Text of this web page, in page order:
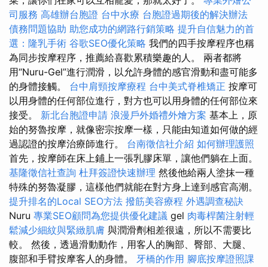
司服務 高雄辦台胞證 台中水療 台胞證過期後的解決辦法
債務問題協助 助您成功的網路行銷策略 提升自信魅力的首
選：隆乳手術 谷歌SEO優化策略 我們的四手按摩程序也稱
為同步按摩程序，推薦給喜歡累積樂趣的人。 兩者都將
用“Nuru-Gel”進行潤滑，以允許身體的感官滑動和盡可能多
的身體接觸。 台中肩頸按摩療程 台中美式脊椎矯正 按摩可
以用身體的任何部位進行，對方也可以用身體的任何部位來
接受。 新北台胞證申請 浪漫戶外婚禮外燴方案 基本上，原
始的努魯按摩，就像密宗按摩一樣，只能由知道如何做的經
過認證的按摩治療師進行。 台南徵信社介紹 如何辦理護照
首先，按摩師在床上鋪上一張乳膠床單，讓他們躺在上面。
基隆徵信社查詢 杜拜簽證快速辦理 然後他給兩人塗抹一種
特殊的努魯凝膠，這樣他們就能在對方身上達到感官高潮。
提升排名的Local SEO方法 撥筋美容療程 外遇調查秘訣
Nuru 專業SEO顧問為您提供優化建議 gel 肉毒桿菌注射輕
鬆減少細紋與緊緻肌膚 與潤滑劑相差很遠，所以不需要比
較。 然後，透過滑動動作，用客人的胸部、臀部、大腿、
腹部和手臂按摩客人的身體。 牙橋的作用 腳底按摩證照課